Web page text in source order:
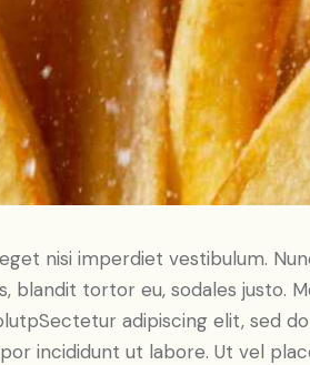
nisi imperdiet vestibulum.
blandit tortor eu, sodales justo.
adipiscing elit, sed
incididunt ut labore. Ut vel